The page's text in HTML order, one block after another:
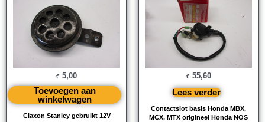
Claxon Stanley gebruikt 12V
€ 5,00
Toevoegen aan
winkelwagen
Contactslot basis Honda MBX,
MCX, MTX origineel Honda NOS
€ 55,60
Lees verder